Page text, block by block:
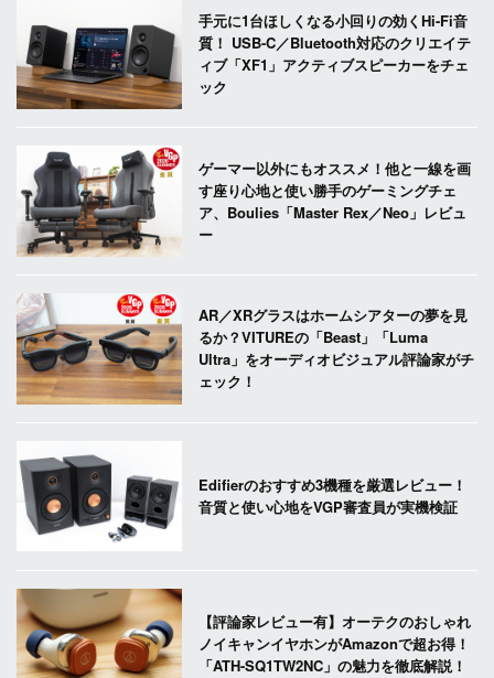
手元に1台ほしくなる小回りの効くHi-Fi音
質！ USB-C／Bluetooth対応のクリエイテ
ィブ「XF1」アクティブスピーカーをチェ
ック
ゲーマー以外にもオススメ！他と一線を画
す座り心地と使い勝手のゲーミングチェ
ア、Boulies「Master Rex／Neo」レビュ
ー
AR／XRグラスはホームシアターの夢を見
るか？VITUREの「Beast」「Luma
Ultra」をオーディオビジュアル評論家がチ
ェック！
Edifierのおすすめ3機種を厳選レビュー！
音質と使い心地をVGP審査員が実機検証
【評論家レビュー有】オーテクのおしゃれ
ノイキャンイヤホンがAmazonで超お得！
「ATH-SQ1TW2NC」の魅力を徹底解説！